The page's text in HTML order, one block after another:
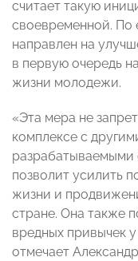
считает такую
своевременной. По
направлен на
в первую очередь
жизни молодежи.
«Эта мера не
комплексе с
разрабатываемыми
позволит усилить
жизни и
стране. Она также
вредных привычек
отмечает